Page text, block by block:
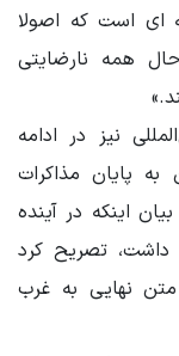
ای است که اصولا
همه نارضایتی
نیز در ادامه
پایان مذاکرات
اینکه در آینده
داشت، تصریح کرد
نهایی به غرب